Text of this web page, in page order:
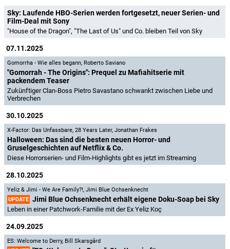
Sky: Laufende HBO-Serien werden fortgesetzt, neuer Serien- und
Film-Deal mit Sony
"House of the Dragon", "The Last of Us" und Co. bleiben Teil von Sky
07.11.2025
Gomorrha - Wie alles begann, Roberto Saviano
"Gomorrah - The Origins": Prequel zu Mafiahitserie mit
packendem Teaser
Zukünftiger Clan-Boss Pietro Savastano schwankt zwischen Liebe und
Verbrechen
30.10.2025
X-Factor: Das Unfassbare, 28 Years Later, Jonathan Frakes
Halloween: Das sind die besten neuen Horror- und
Gruselgeschichten auf Netflix & Co.
Diese Horrorserien- und Film-Highlights gibt es jetzt im Streaming
28.10.2025
Yeliz & Jimi - We Are Family?!, Jimi Blue Ochsenknecht
UPDATE Jimi Blue Ochsenknecht erhält eigene Doku-Soap bei Sky
Leben in einer Patchwork-Familie mit der Ex Yeliz Koç
24.09.2025
ES: Welcome to Derry, Bill Skarsgård